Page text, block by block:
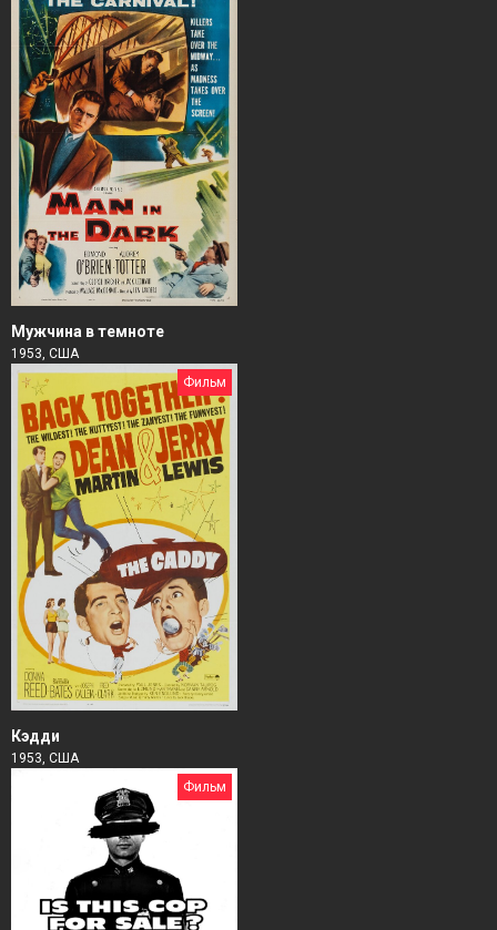
Мужчина в темноте
1953, США
Фильм
Кэдди
1953, США
Фильм